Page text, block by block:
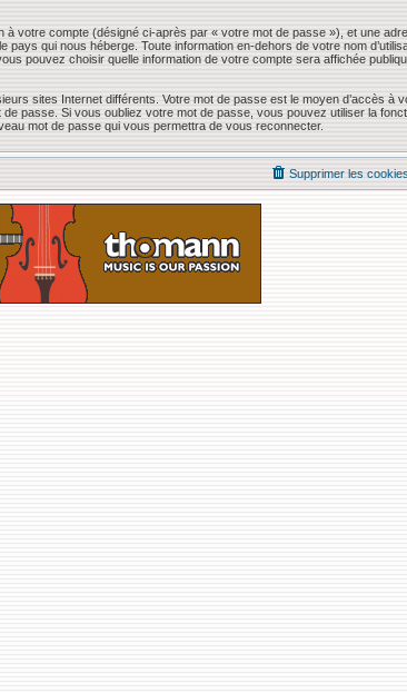
votre compte (désigné ci-après par « votre mot de passe »), et une
qui nous héberge. Toute information en-dehors de votre nom
pouvez choisir quelle information de votre compte sera affichée
sites Internet différents. Votre mot de passe est le moyen d’accès à
passe. Si vous oubliez votre mot de passe, vous pouvez utiliser la
mot de passe qui vous permettra de vous reconnecter.
Supprimer les cookies